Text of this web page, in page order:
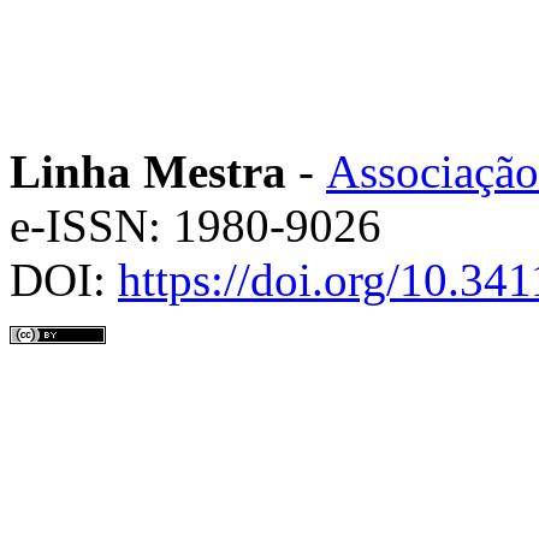
Linha Mestra -
e-ISSN: 1980-9026
DOI: https://doi.org/